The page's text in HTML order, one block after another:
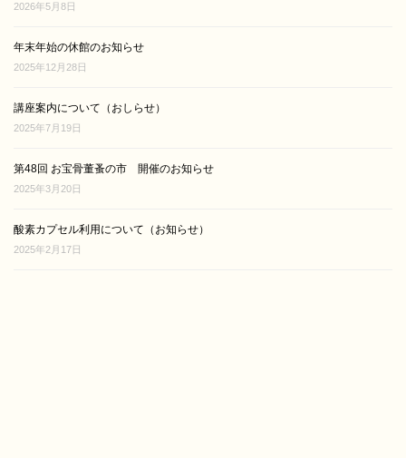
2026年5月8日
年末年始の休館のお知らせ
2025年12月28日
講座案内について（おしらせ）
2025年7月19日
第48回 お宝骨董蚤の市 開催のお知らせ
2025年3月20日
酸素カプセル利用について（お知らせ）
2025年2月17日